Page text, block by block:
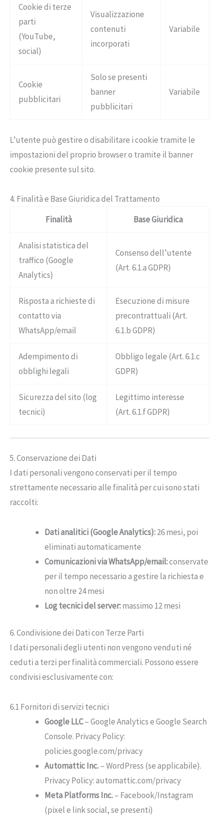
Cookie di terze
parti
(YouTube,
social)
Visualizzazione
contenuti
incorporati
Variabile
Cookie
pubblicitari
Solo se presenti
banner
pubblicitari
Variabile
L’utente può gestire o disabilitare i cookie tramite le
impostazioni del proprio browser o tramite il banner
cookie presente sul sito.
4. Finalità e Base Giuridica del Trattamento
Finalità
Base Giuridica
Analisi statistica del
traffico (Google
Analytics)
Consenso dell’utente
(Art. 6.1.a GDPR)
Risposta a richieste di
contatto via
WhatsApp/email
Esecuzione di misure
precontrattuali (Art.
6.1.b GDPR)
Adempimento di
obblighi legali
Obbligo legale (Art. 6.1.c
GDPR)
Sicurezza del sito (log
tecnici)
Legittimo interesse
(Art. 6.1.f GDPR)
5. Conservazione dei Dati
I dati personali vengono conservati per il tempo
strettamente necessario alle finalità per cui sono stati
raccolti:
Dati analitici (Google Analytics):26 mesi, poi
eliminati automaticamente
Comunicazioni via WhatsApp/email:conservate
per il tempo necessario a gestire la richiesta e
non oltre 24 mesi
Log tecnici del server:massimo 12 mesi
6. Condivisione dei Dati con Terze Parti
I dati personali degli utenti non vengono venduti né
ceduti a terzi per finalità commerciali. Possono essere
condivisi esclusivamente con:
6.1 Fornitori di servizi tecnici
Google LLC– Google Analytics e Google Search
Console. Privacy Policy:
policies.google.com/privacy
Automattic Inc.– WordPress (se applicabile).
Privacy Policy: automattic.com/privacy
Meta Platforms Inc.– Facebook/Instagram
(pixel e link social, se presenti)